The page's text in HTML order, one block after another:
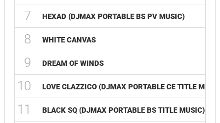
7 HEXAD (DJMAX PORTABLE BS PV MUSIC)
8 WHITE CANVAS
9 DREAM OF WINDS
10 LOVE CLAZZICO (DJMAX PORTABLE CE TITLE
11 BLACK SQ (DJMAX PORTABLE BS TITLE MUSIC)